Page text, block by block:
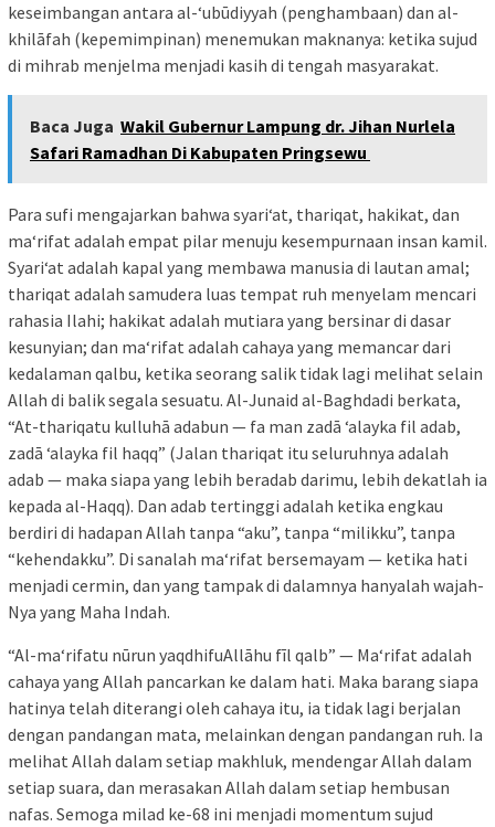
keseimbangan antara al-‘ubūdiyyah (penghambaan) dan al-
khilāfah (kepemimpinan) menemukan maknanya: ketika sujud
di mihrab menjelma menjadi kasih di tengah masyarakat.
Baca Juga Wakil Gubernur Lampung dr. Jihan Nurlela
Safari Ramadhan Di Kabupaten Pringsewu
Para sufi mengajarkan bahwa syari‘at, thariqat, hakikat, dan
ma‘rifat adalah empat pilar menuju kesempurnaan insan kamil.
Syari‘at adalah kapal yang membawa manusia di lautan amal;
thariqat adalah samudera luas tempat ruh menyelam mencari
rahasia Ilahi; hakikat adalah mutiara yang bersinar di dasar
kesunyian; dan ma‘rifat adalah cahaya yang memancar dari
kedalaman qalbu, ketika seorang salik tidak lagi melihat selain
Allah di balik segala sesuatu. Al-Junaid al-Baghdadi berkata,
“At-thariqatu kulluhā adabun — fa man zadā ‘alayka fil adab,
zadā ‘alayka fil haqq” (Jalan thariqat itu seluruhnya adalah
adab — maka siapa yang lebih beradab darimu, lebih dekatlah ia
kepada al-Haqq). Dan adab tertinggi adalah ketika engkau
berdiri di hadapan Allah tanpa “aku”, tanpa “milikku”, tanpa
“kehendakku”. Di sanalah ma‘rifat bersemayam — ketika hati
menjadi cermin, dan yang tampak di dalamnya hanyalah wajah-
Nya yang Maha Indah.
“Al-ma‘rifatu nūrun yaqdhifuAllāhu fīl qalb” — Ma‘rifat adalah
cahaya yang Allah pancarkan ke dalam hati. Maka barang siapa
hatinya telah diterangi oleh cahaya itu, ia tidak lagi berjalan
dengan pandangan mata, melainkan dengan pandangan ruh. Ia
melihat Allah dalam setiap makhluk, mendengar Allah dalam
setiap suara, dan merasakan Allah dalam setiap hembusan
nafas. Semoga milad ke-68 ini menjadi momentum sujud